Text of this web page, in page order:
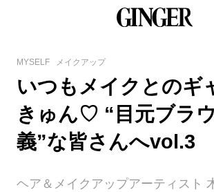
MYSELF メイクアップ
いつもメイクとのギ
きゅん♡ “目元ブラ
義”な皆さんへvol.3
ヘア＆メイクアップアーティスト